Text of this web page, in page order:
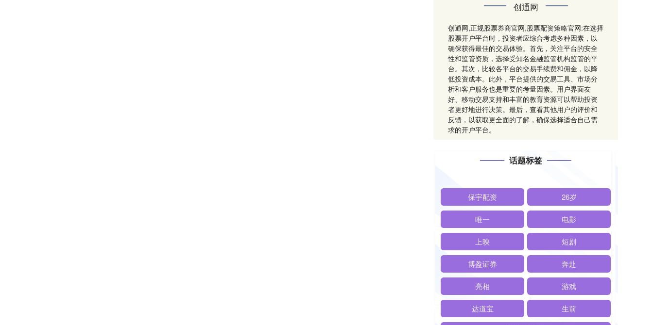
创通网
创通网,正规股票券商官网,股票配资策略官网:在选择
股票开户平台时，投资者应综合考虑多种因素，以
确保获得最佳的交易体验。首先，关注平台的安全
性和监管资质，选择受知名金融监管机构监管的平
台。其次，比较各平台的交易手续费和佣金，以降
低投资成本。此外，平台提供的交易工具、市场分
析和客户服务也是重要的考量因素。用户界面友
好、移动交易支持和丰富的教育资源可以帮助投资
者更好地进行决策。最后，查看其他用户的评价和
反馈，以获取更全面的了解，确保选择适合自己需
求的开户平台。
话题标签
保宇配资 26岁
唯一 电影
上映 短剧
博盈证券 奔赴
亮相 游戏
达道宝 生前